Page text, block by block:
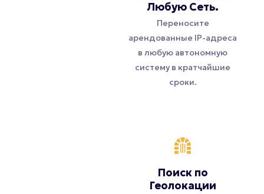
Любую Сеть.
Переносите
арендованные IP-адреса
в любую автономную
систему в кратчайшие
сроки.
Поиск по
Геолокации